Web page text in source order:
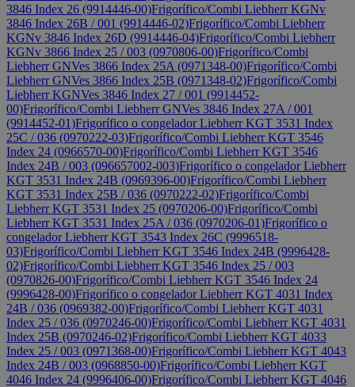
3846 Index 26 (9914446-00)Frigorífico/Combi Liebherr KGNv
3846 Index 26B / 001 (9914446-02)Frigorífico/Combi Liebherr
KGNv 3846 Index 26D (9914446-04)Frigorífico/Combi Liebherr
KGNv 3866 Index 25 / 003 (0970806-00)Frigorífico/Combi
Liebherr GNVes 3866 Index 25A (0971348-00)Frigorífico/Combi
Liebherr GNVes 3866 Index 25B (0971348-02)Frigorífico/Combi
Liebherr KGNVes 3846 Index 27 / 001 (9914452-
00)Frigorífico/Combi Liebherr GNVes 3846 Index 27A / 001
(9914452-01)Frigorífico o congelador Liebherr KGT 3531 Index
25C / 036 (0970222-03)Frigorífico/Combi Liebherr KGT 3546
Index 24 (0966570-00)Frigorífico/Combi Liebherr KGT 3546
Index 24B / 003 (096657002-003)Frigorífico o congelador Liebherr
KGT 3531 Index 24B (0969396-00)Frigorífico/Combi Liebherr
KGT 3531 Index 25B / 036 (0970222-02)Frigorífico/Combi
Liebherr KGT 3531 Index 25 (0970206-00)Frigorífico/Combi
Liebherr KGT 3531 Index 25A / 036 (0970206-01)Frigorífico o
congelador Liebherr KGT 3543 Index 26C (9996518-
03)Frigorífico/Combi Liebherr KGT 3546 Index 24B (9996428-
02)Frigorífico/Combi Liebherr KGT 3546 Index 25 / 003
(0970826-00)Frigorífico/Combi Liebherr KGT 3546 Index 24
(9996428-00)Frigorífico o congelador Liebherr KGT 4031 Index
24B / 036 (0969382-00)Frigorífico/Combi Liebherr KGT 4031
Index 25 / 036 (0970246-00)Frigorífico/Combi Liebherr KGT 4031
Index 25B (0970246-02)Frigorífico/Combi Liebherr KGT 4033
Index 25 / 003 (0971368-00)Frigorífico/Combi Liebherr KGT 4043
Index 24B / 003 (0968850-00)Frigorífico/Combi Liebherr KGT
4046 Index 24 (9996406-00)Frigorífico/Combi Liebherr KGT 4046